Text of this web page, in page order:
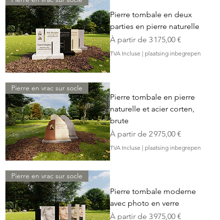
Pierre tombale en deux
parties en pierre naturelle
À partir de 3 175,00 €
Prix promotionnel
TVA Incluse | plaatsing inbegrepen
Pierre en vrac sur socle
Pierre tombale en pierre
naturelle et acier corten,
brute
À partir de 2 975,00 €
Prix promotionnel
TVA Incluse | plaatsing inbegrepen
Pierre en vrac sur socle
Pierre tombale moderne
avec photo en verre
À partir de 3 975,00 €
Prix promotionnel